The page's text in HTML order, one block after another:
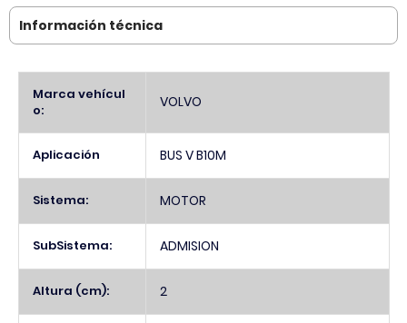
Información técnica
Información
Marca vehícul
o:
VOLVO
Aplicación BUS V B10M
Sistema: MOTOR
SubSistema: ADMISION
Altura (cm): 2